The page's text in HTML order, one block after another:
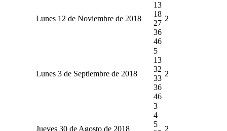
Lunes 12 de Noviembre de 2018
13
18
27
36
46
2
Lunes 3 de Septiembre de 2018
5
13
32
33
36
46
2
Jueves 30 de Agosto de 2018
3
4
5
2